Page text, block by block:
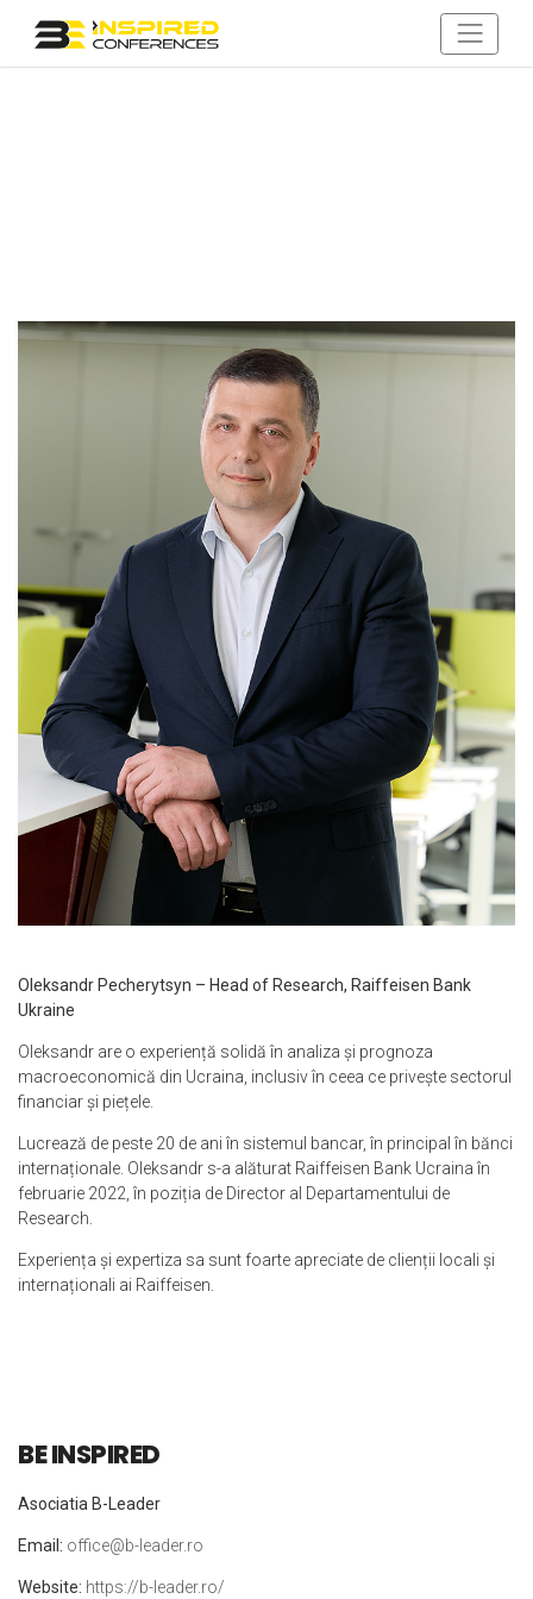
Oleksandr Pecherytsyn – Head of Research, Raiffeisen Bank
Ukraine
Oleksandr are o experiență solidă în analiza și prognoza
macroeconomică din Ucraina, inclusiv în ceea ce privește sectorul
financiar și piețele.
Lucrează de peste 20 de ani în sistemul bancar, în principal în bănci
internaționale. Oleksandr s-a alăturat Raiffeisen Bank Ucraina în
februarie 2022, în poziția de Director al Departamentului de
Research.
Experiența și expertiza sa sunt foarte apreciate de clienții locali și
internaționali ai Raiffeisen.
BE INSPIRED
Asociatia B-Leader
Email: office@b-leader.ro
Website: https://b-leader.ro/